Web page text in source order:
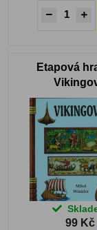
Etapová
99 Kč